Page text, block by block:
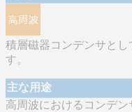
積層磁器コンデンサとし
す。
主な用途
高周波におけるコンデ